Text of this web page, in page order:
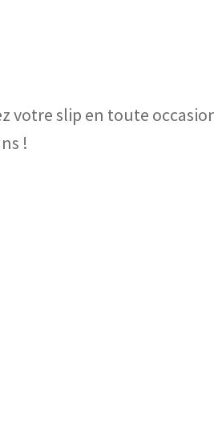
votre slip en toute
!